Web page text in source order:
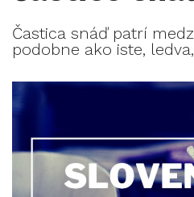
Častica snáď patrí
podobne ako iste,